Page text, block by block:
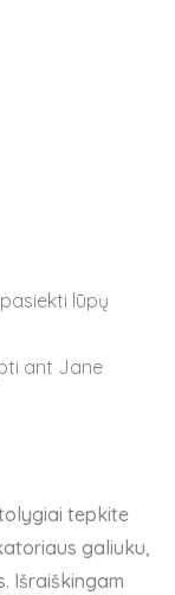
lūpų
ant Jane
tepkite
galiuku,
Išraiškingam